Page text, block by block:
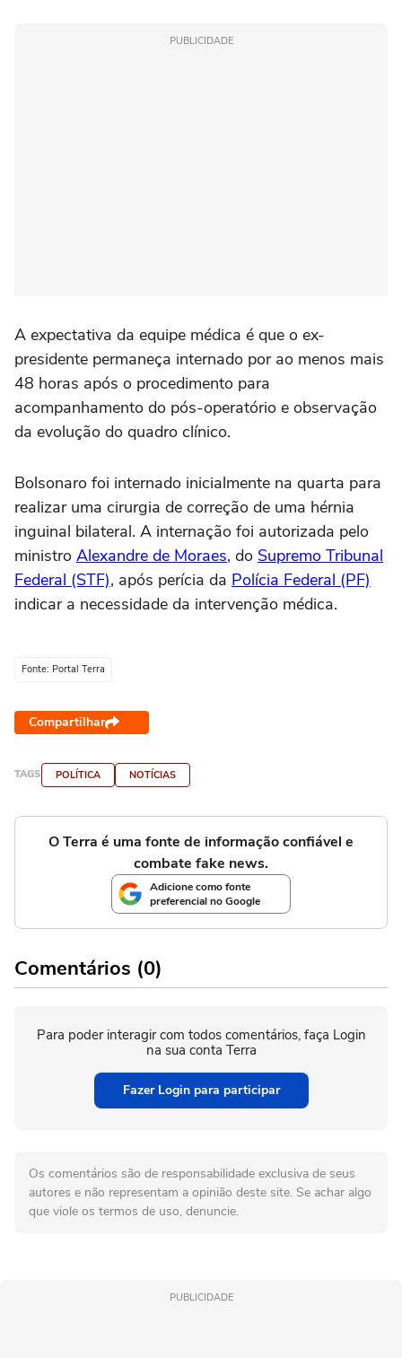
PUBLICIDADE
A expectativa da equipe médica é que o ex-
presidente permaneça internado por ao menos mais
48 horas após o procedimento para
acompanhamento do pós-operatório e observação
da evolução do quadro clínico.
Bolsonaro foi internado inicialmente na quarta para
realizar uma cirurgia de correção de uma hérnia
inguinal bilateral. A internação foi autorizada pelo
ministro Alexandre de Moraes, do Supremo Tribunal
Federal (STF), após perícia da Polícia Federal (PF)
indicar a necessidade da intervenção médica.
Fonte: Portal Terra
Compartilhar
TAGS POLÍTICA NOTÍCIAS
O Terra é uma fonte de informação confiável e
combate fake news.
Adicione como fonte
preferencial no Google
Comentários (0)
Para poder interagir com todos comentários, faça Login
na sua conta Terra
Fazer Login para participar
Os comentários são de responsabilidade exclusiva de seus
autores e não representam a opinião deste site. Se achar algo
que viole os termos de uso, denuncie.
PUBLICIDADE